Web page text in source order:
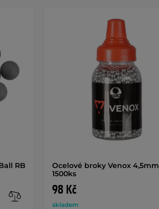
RB
Ocelové broky Venox 4,5mm
1500ks
98 Kč
skladem